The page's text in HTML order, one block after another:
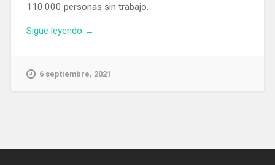
110.000 personas sin trabajo.
Sigue leyendo «Más
personas
en
→
6 septiembre, 2021